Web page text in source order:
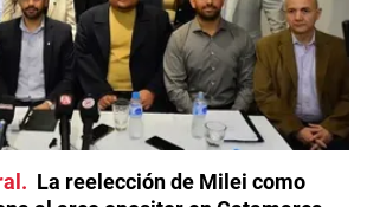
La reelección de Milei como